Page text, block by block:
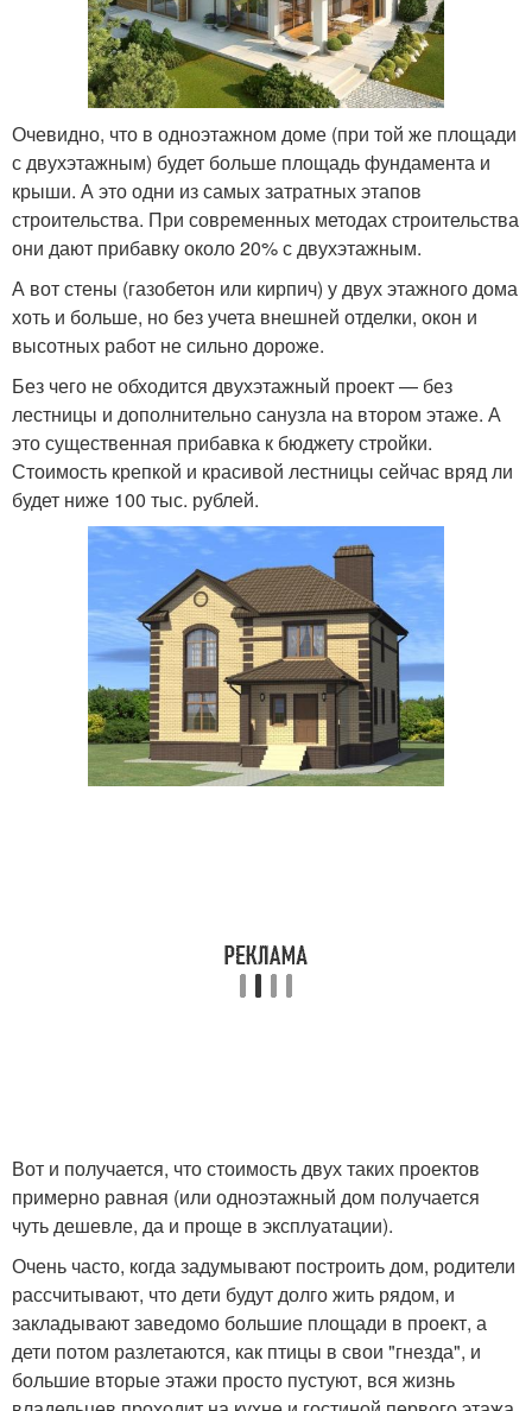
Очевидно, что в одноэтажном доме (при той же площади
с двухэтажным) будет больше площадь фундамента и
крыши. А это одни из самых затратных этапов
строительства. При современных методах строительства
они дают прибавку около 20% с двухэтажным.
А вот стены (газобетон или кирпич) у двух этажного дома
хоть и больше, но без учета внешней отделки, окон и
высотных работ не сильно дороже.
Без чего не обходится двухэтажный проект — без
лестницы и дополнительно санузла на втором этаже. А
это существенная прибавка к бюджету стройки.
Стоимость крепкой и красивой лестницы сейчас вряд ли
будет ниже 100 тыс. рублей.
Вот и получается, что стоимость двух таких проектов
примерно равная (или одноэтажный дом получается
чуть дешевле, да и проще в эксплуатации).
Очень часто, когда задумывают построить дом, родители
рассчитывают, что дети будут долго жить рядом, и
закладывают заведомо большие площади в проект, а
дети потом разлетаются, как птицы в свои "гнезда", и
большие вторые этажи просто пустуют, вся жизнь